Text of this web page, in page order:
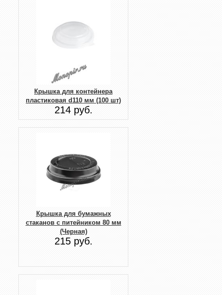
Крышка для контейнера
пластиковая d110 мм (100 шт)
214 руб.
Крышка для бумажных
стаканов с питейником 80 мм
(Черная)
215 руб.